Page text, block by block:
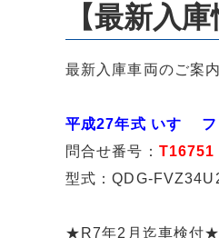
【最新入
最新入庫車両のご案内
平成27年式 いすゞ
問合せ番号： T16751
型式：QDG-
★R7年2月迄車検付★